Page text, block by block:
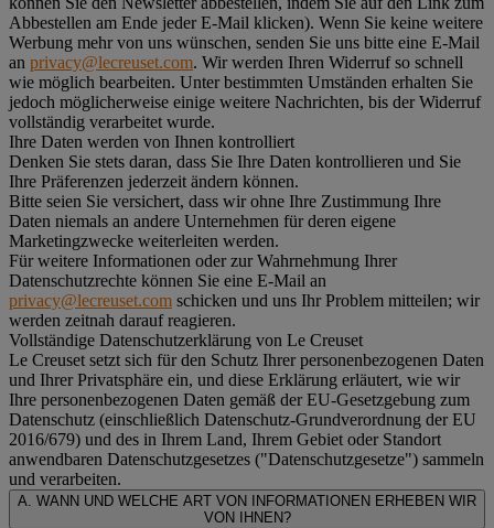
Abbestellen am Ende jeder E-Mail klicken). Wenn Sie keine weitere
Werbung mehr von uns wünschen, senden Sie uns bitte eine E-Mail
an privacy@lecreuset.com. Wir werden Ihren Widerruf so schnell
wie möglich bearbeiten. Unter bestimmten Umständen erhalten Sie
jedoch möglicherweise einige weitere Nachrichten, bis der Widerruf
vollständig verarbeitet wurde.
Ihre Daten werden von Ihnen kontrolliert
Denken Sie stets daran, dass Sie Ihre Daten kontrollieren und Sie
Ihre Präferenzen jederzeit ändern können.
Bitte seien Sie versichert, dass wir ohne Ihre Zustimmung Ihre
Daten niemals an andere Unternehmen für deren eigene
Marketingzwecke weiterleiten werden.
Für weitere Informationen oder zur Wahrnehmung Ihrer
Datenschutzrechte können Sie eine E-Mail an
privacy@lecreuset.com schicken und uns Ihr Problem mitteilen; wir
werden zeitnah darauf reagieren.
Vollständige Datenschutzerklärung von Le Creuset
Le Creuset setzt sich für den Schutz Ihrer personenbezogenen Daten
und Ihrer Privatsphäre ein, und diese Erklärung erläutert, wie wir
Ihre personenbezogenen Daten gemäß der EU-Gesetzgebung zum
Datenschutz (einschließlich Datenschutz-Grundverordnung der EU
2016/679) und des in Ihrem Land, Ihrem Gebiet oder Standort
anwendbaren Datenschutzgesetzes ("Datenschutzgesetze") sammeln
und verarbeiten.
A. WANN UND WELCHE ART VON INFORMATIONEN ERHEBEN WIR
VON IHNEN?